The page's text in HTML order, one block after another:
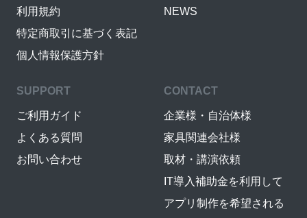
利用規約
特定商取引に基づく表記
個人情報保護方針
NEWS
SUPPORT
ご利用ガイド
よくある質問
お問い合わせ
CONTACT
企業様・自治体様
家具関連会社様
取材・講演依頼
IT導入補助金を利用して
アプリ制作を希望される